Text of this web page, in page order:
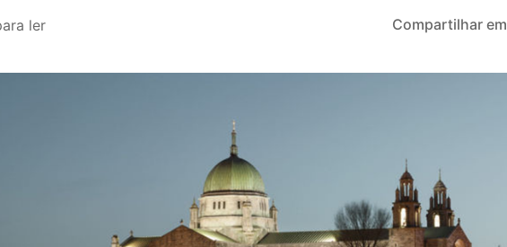
ler Compartilhar em